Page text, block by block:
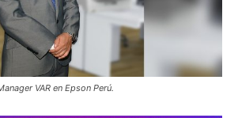
VAR en Epson Perú.